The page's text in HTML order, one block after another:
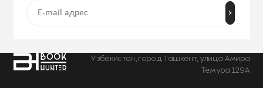
Узбекистан, город Ташкент, улица Амира
Темура 129А